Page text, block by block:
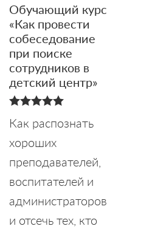
Обучающий курс
«Как провести
собеседование
при поиске
сотрудников в
детский центр»
из 5
Как распознать
хороших
преподавателей,
воспитателей и
администраторов
и отсечь тех, кто